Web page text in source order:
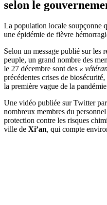
selon le
La population locale soupçonne
une épidémie de fièvre
Selon un message publié sur les
peuple, un grand nombre des
le 27 décembre sont des «
précédentes crises de
la première vague de la
Une vidéo publiée sur Twitter
nombreux membres du
protection contre les risques
ville de Xi’an, qui compte